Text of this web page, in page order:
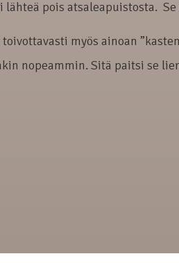
pois atsaleapuistosta.
myös ainoan
nopeammin. Sitä paitsi se